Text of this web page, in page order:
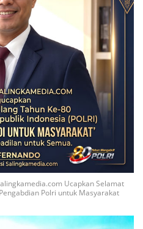
Ucapkan Selamat
Polri untuk Masyarakat